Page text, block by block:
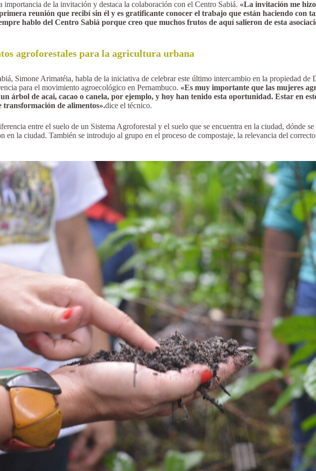
importancia de la invitación y destaca la colaboración con el Centro Sabiá. «La invitación me
reunión que recibí sin él y es gratificante conocer el trabajo que están haciendo con
hablo del Centro Sabiá porque creo que muchos frutos de aquí salieron de esta
agroforestales para la agricultura urbana
Simone Arimatéia, habla de la iniciativa de celebrar este último intercambio en la propiedad
para el movimiento agroecológico en Pernambuco. «Es muy importante que las mujeres
árbol de acai, cacao o canela, por ejemplo, y hoy han tenido esta oportunidad. Estar en
transformación de alimentos».dice el técnico.
entre el suelo de un Sistema Agroforestal y el suelo que se encuentra en la ciudad, dónde
en la ciudad. También se introdujo al grupo en el proceso de compostaje, la relevancia del